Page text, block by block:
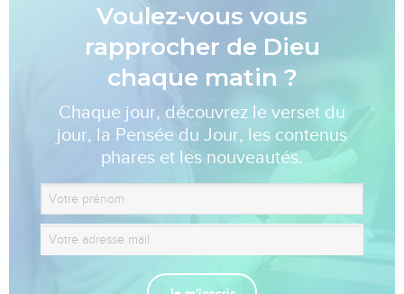
Voulez-vous vous
rapprocher de Dieu
chaque matin ?
Chaque jour, découvrez le verset du
jour, la Pensée du Jour, les contenus
phares et les nouveautés.